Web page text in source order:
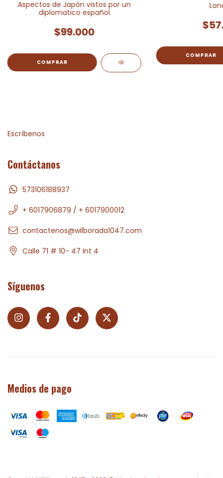
Aspectos de Japón vistos por un
diplomatico español
$99.000
Escríbenos
Contáctanos
573106188937
+ 6017906879 / + 6017900012
contactenos@wilborada1047.com
Calle 71 # 10- 47 Int 4
Síguenos
Medios de pago